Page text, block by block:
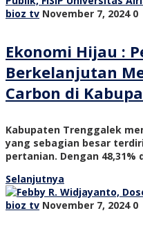
bioz tv November 7, 2024 0
Ekonomi Hijau :
Berkelanjutan
Carbon di
Kabupaten Trenggalek
yang sebagian besar
pertanian. Dengan 48,31%
Selanjutnya
bioz tv November 7, 2024 0